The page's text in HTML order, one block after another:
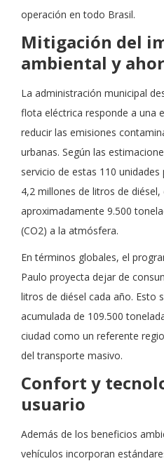
operación en todo Brasil.
Mitigación del
ambiental y
La administración municipal
flota eléctrica responde a una
reducir las emisiones
urbanas. Según las
servicio de estas 110
4,2 millones de litros de
aproximadamente 9.500
(CO2​) a la atmósfera.
En términos globales, el
Paulo proyecta dejar de
litros de diésel cada año. Esto
acumulada de 109.500
ciudad como un referente
del transporte masivo.
Confort y
usuario
Además de los beneficios
vehículos incorporan